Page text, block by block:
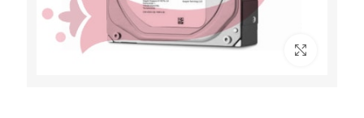
برای بزرگنمایی کلیک کنید